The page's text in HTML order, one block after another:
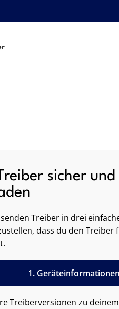
sicher
Treiber in drei
dass du den Treiber
1.
Treiberversionen zu